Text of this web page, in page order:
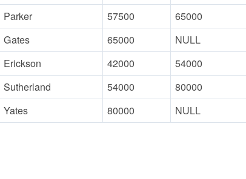
Parker 57500
65000
Gates 65000
NULL
Erickson 42000
54000
Sutherland 54000
80000
Yates 80000 NULL